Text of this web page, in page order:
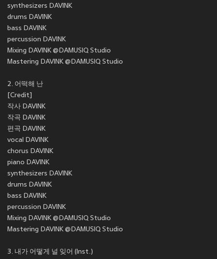
synthesizers DAVINK
drums DAVINK
bass DAVINK
percussion DAVINK
Mixing DAVINK @DAMUSIQ Studio
Mastering DAVINK @DAMUSIQ Studio
2. 어떡해 난
[Credit]
작사 DAVINK
작곡 DAVINK
편곡 DAVINK
vocal DAVINK
chorus DAVINK
piano DAVINK
synthesizers DAVINK
drums DAVINK
bass DAVINK
percussion DAVINK
Mixing DAVINK @DAMUSIQ Studio
Mastering DAVINK @DAMUSIQ Studio
3. 내가 어떻게 널 잊어 (Inst.)